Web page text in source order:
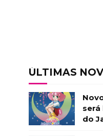
ÚLTIMAS
será
do